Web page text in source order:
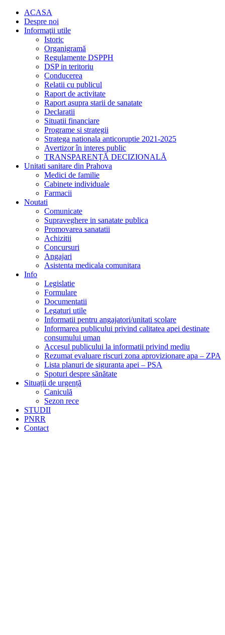
ACASA
Despre noi
Informaţii utile
Istoric
Organigramă
Regulamente DSPPH
DSP in teritoriu
Conducerea
Relatii cu publicul
Raport de activitate
Raport asupra starii de sanatate
Declaratii
Situatii financiare
Programe si strategii
Stratega nationala anticoruptie 2021-2025
Avertizor în interes public
TRANSPARENȚĂ DECIZIONALĂ
Unitati sanitare din Prahova
Medici de familie
Cabinete individuale
Farmacii
Noutati
Comunicate
Supraveghere in sanatate publica
Promovarea sanatatii
Achizitii
Concursuri
Angajari
Asistenta medicala comunitara
Info
Legislatie
Formulare
Documentatii
Legaturi utile
Informatii pentru angajatori/unitati scolare
Informarea publicului privind calitatea apei destinate
consumului uman
Accesul publicului la informatii privind mediu
Rezumat evaluare riscuri zona aprovizionare apa – ZPA
Lista planuri de siguranta apei – PSA
Spoturi despre sănătate
Situații de urgență
Caniculă
Sezon rece
STUDII
PNRR
Contact